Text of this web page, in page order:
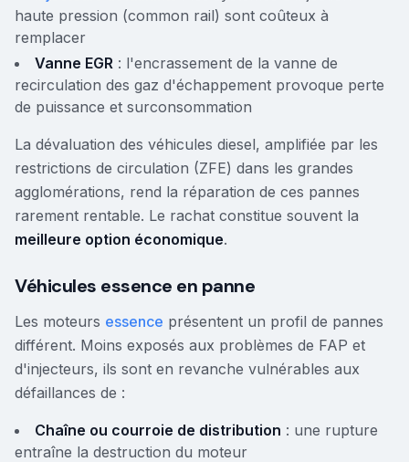
haute pression (common rail) sont coûteux à
remplacer
Vanne EGR : l'encrassement de la vanne de
recirculation des gaz d'échappement provoque perte
de puissance et surconsommation
La dévaluation des véhicules diesel, amplifiée par les
restrictions de circulation (ZFE) dans les grandes
agglomérations, rend la réparation de ces pannes
rarement rentable. Le rachat constitue souvent la
meilleure option économique.
Véhicules essence en panne
Les moteurs essence présentent un profil de pannes
différent. Moins exposés aux problèmes de FAP et
d'injecteurs, ils sont en revanche vulnérables aux
défaillances de :
Chaîne ou courroie de distribution : une rupture
entraîne la destruction du moteur